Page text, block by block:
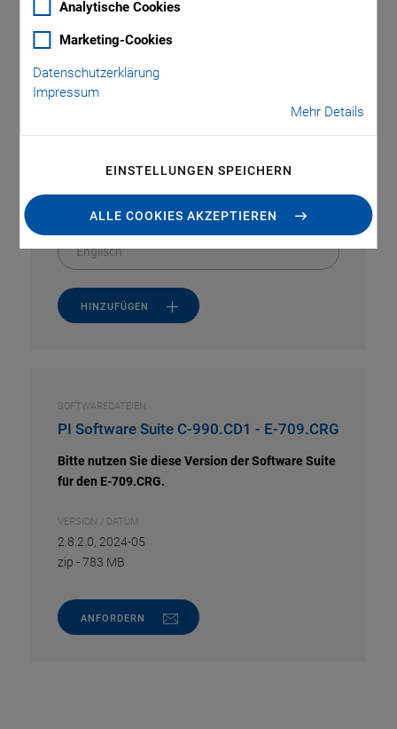
Analytische Cookies
Marketing-Cookies
Datenschutzerklärung
Impressum
Mehr Details
EINSTELLUNGEN SPEICHERN
ALLE COOKIES AKZEPTIEREN
SOFTWAREDATEIEN
3.3.0.4, 2026-07
pdf-2 MB
Englisch
HINZUFÜGEN
SOFTWAREDATEIEN
PI Software Suite C-990.CD1 - E-709.CRG
Bitte nutzen Sie diese Version der Software Suite
für den E-709.CRG.
VERSION / DATUM
2.8.2.0, 2024-05
zip -783 MB
ANFORDERN